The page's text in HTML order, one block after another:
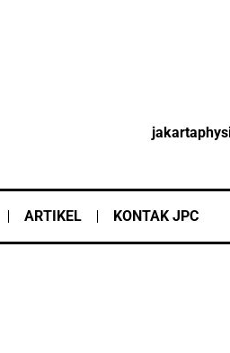
ARTIKEL KONTAK JPC